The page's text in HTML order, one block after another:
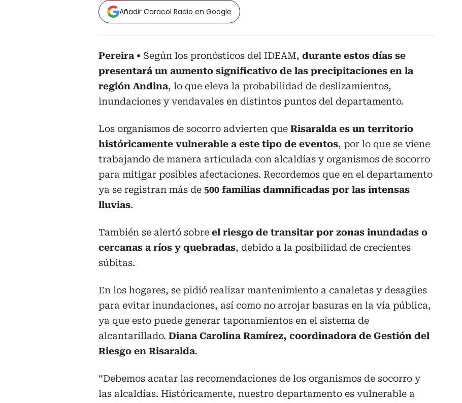
Añadir Caracol Radio en Google
Pereira Según los pronósticos del IDEAM, durante estos días se
presentará un aumento significativo de las precipitaciones en la
región Andina, lo que eleva la probabilidad de deslizamientos,
inundaciones y vendavales en distintos puntos del departamento.
Los organismos de socorro advierten que Risaralda es un territorio
históricamente vulnerable a este tipo de eventos, por lo que se viene
trabajando de manera articulada con alcaldías y organismos de socorro
para mitigar posibles afectaciones. Recordemos que en el departamento
ya se registran más de 500 familias damnificadas por las intensas
lluvias.
También se alertó sobre el riesgo de transitar por zonas inundadas o
cercanas a ríos y quebradas, debido a la posibilidad de crecientes
súbitas.
En los hogares, se pidió realizar mantenimiento a canaletas y desagües
para evitar inundaciones, así como no arrojar basuras en la vía pública,
ya que esto puede generar taponamientos en el sistema de
alcantarillado. Diana Carolina Ramírez, coordinadora de Gestión del
Riesgo en Risaralda.
“Debemos acatar las recomendaciones de los organismos de socorro y
las alcaldías. Históricamente, nuestro departamento es vulnerable a